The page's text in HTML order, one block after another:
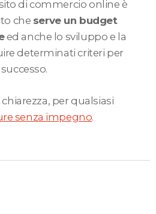
di commercio online è
che serve un budget
ed anche lo sviluppo e la
determinati criteri per
per qualsiasi
senza impegno.